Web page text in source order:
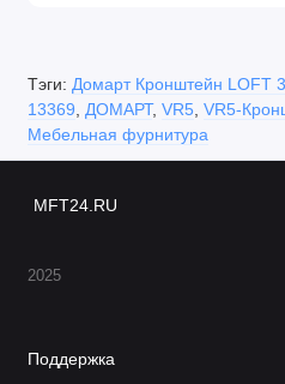
Тэги: Домарт Кронштейн LOFT
13369
ДОМАРТ, VR5 VR5-
Мебельная фурнитура
MFT24.RU
2025
Поддержка